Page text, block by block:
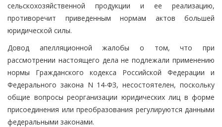
сельскохозяйственной продукции и ее реализацию,
противоречит приведенным нормам актов большей
юридической силы.
Довод апелляционной жалобы о том, что при
рассмотрении настоящего дела не подлежали применению
нормы Гражданского кодекса Российской Федерации и
Федерального закона N 14-ФЗ, несостоятелен, поскольку
общие вопросы реорганизации юридических лиц в форме
присоединения или преобразования регулируются данными
федеральными законами.